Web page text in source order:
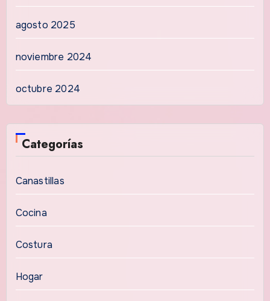
agosto 2025
noviembre 2024
octubre 2024
Categorías
Canastillas
Cocina
Costura
Hogar